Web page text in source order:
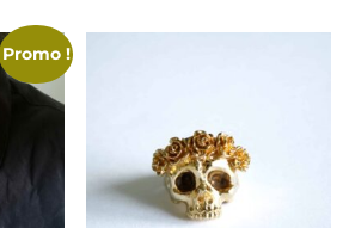
Promo !